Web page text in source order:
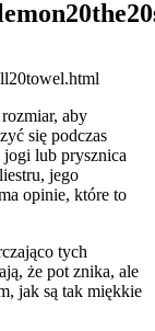
aby
się podczas
jogi lub prysznica
jego
opinie, które to
tych
że pot znika, ale
jak są tak miękkie